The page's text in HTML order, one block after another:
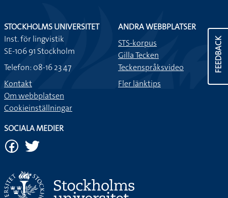
FEEDBACK
STOCKHOLMS UNIVERSITET
Inst. för lingvistik
SE-106 91 Stockholm
Telefon: 08-16 23 47
Kontakt
Om webbplatsen
Cookieinställningar
ANDRA WEBBPLATSER
STS-korpus
Gilla Tecken
Teckenspråksvideo
Fler länktips
SOCIALA MEDIER